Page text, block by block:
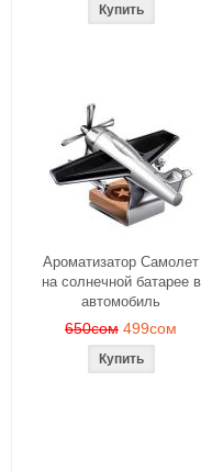
Ароматизатор Самолет
на солнечной батарее в
автомобиль
650сом 499сом